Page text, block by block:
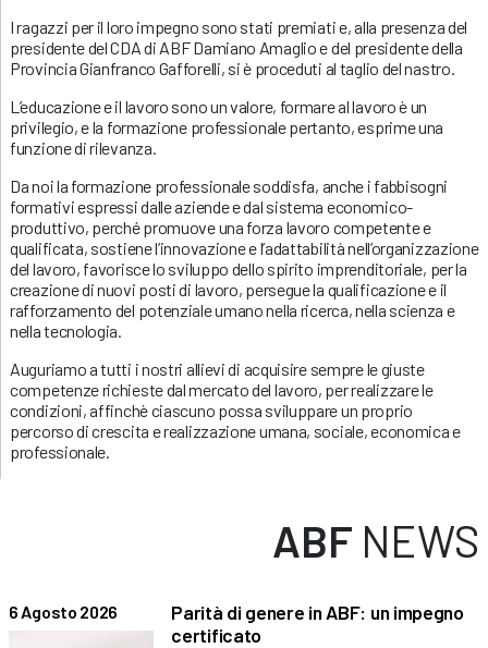
I ragazzi per il loro impegno sono stati premiati e, alla presenza del
presidente del CDA di ABF Damiano Amaglio e del presidente della
Provincia Gianfranco Gafforelli, si è proceduti al taglio del nastro.
L’educazione e il lavoro sono un valore, formare al lavoro è un
privilegio, e la formazione professionale pertanto, esprime una
funzione di rilevanza.
Da noi la formazione professionale soddisfa, anche i fabbisogni
formativi espressi dalle aziende e dal sistema economico-
produttivo, perché promuove una forza lavoro competente e
qualificata, sostiene l’innovazione e l’adattabilità nell’organizzazione
del lavoro, favorisce lo sviluppo dello spirito imprenditoriale, per la
creazione di nuovi posti di lavoro, persegue la qualificazione e il
rafforzamento del potenziale umano nella ricerca, nella scienza e
nella tecnologia.
Auguriamo a tutti i nostri allievi di acquisire sempre le giuste
competenze richieste dal mercato del lavoro, per realizzare le
condizioni, affinchè ciascuno possa sviluppare un proprio
percorso di crescita e realizzazione umana, sociale, economica e
professionale.
ABF NEWS
6 Agosto 2026
Parità di genere in ABF: un impegno
certificato